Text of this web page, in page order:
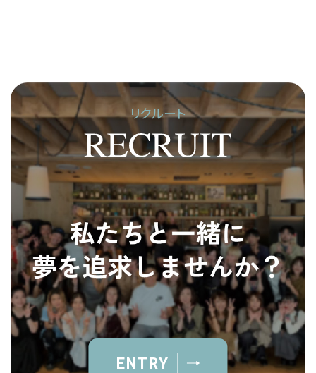
リクルート
ENTRY